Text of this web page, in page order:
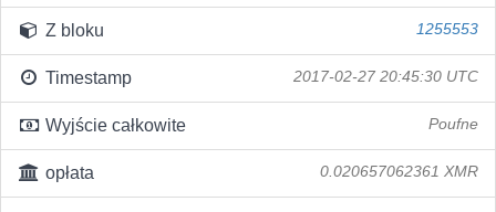
Z bloku 1255553
Timestamp 2017-02-27 20:45:30 UTC
Wyjście całkowite Poufne
opłata 0.020657062361 XMR